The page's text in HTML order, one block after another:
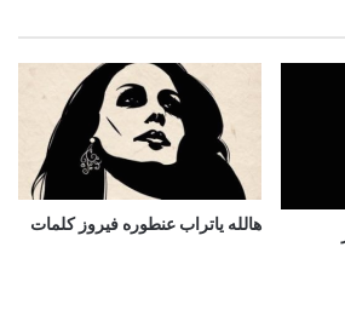
هالله ياتراب عنطوره فيروز كلمات